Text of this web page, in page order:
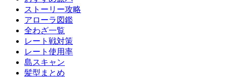
ストーリー攻略
アローラ図鑑
全わざ一覧
レート戦対策
レート使用率
島スキャン
髪型まとめ